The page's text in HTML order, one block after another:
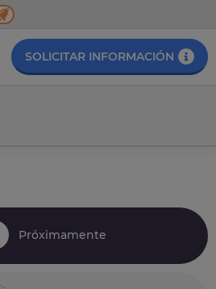
SOLICITAR INFORMACIÓN
Próximamente